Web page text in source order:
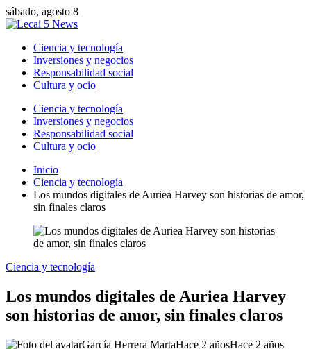
sábado, agosto 8
Ciencia y tecnología
Inversiones y negocios
Responsabilidad social
Cultura y ocio
Ciencia y tecnología
Inversiones y negocios
Responsabilidad social
Cultura y ocio
Inicio
Ciencia y tecnología
Los mundos digitales de Auriea Harvey son historias de amor,
sin finales claros
Ciencia y tecnología
Los mundos digitales de Auriea Harvey
son historias de amor, sin finales claros
García Herrera MartaHace 2 añosHace 2 años